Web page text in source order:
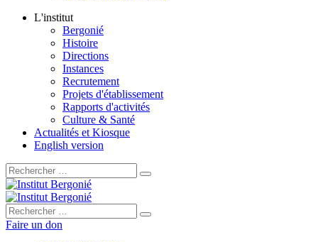
L'institut
Bergonié
Histoire
Directions
Instances
Recrutement
Projets d'établissement
Rapports d'activités
Culture & Santé
Actualités et Kiosque
English version
Rechercher :
Rechercher :
Faire un don